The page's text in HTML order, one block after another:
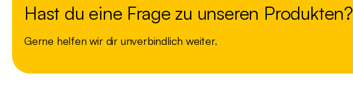
Hast du eine Frage zu unseren Produkten?
Gerne helfen wir dir unverbindlich weiter.